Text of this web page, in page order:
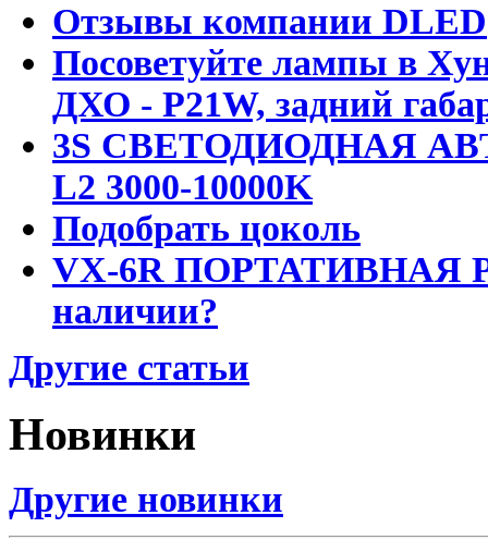
Отзывы компании DLED
Посоветуйте лампы в
ДХО - P21W, задний
3S СВЕТОДИОДНАЯ
L2 3000-10000K
Подобрать цоколь
VX-6R ПОРТАТИВНАЯ
наличии?
Другие статьи
Новинки
Другие новинки